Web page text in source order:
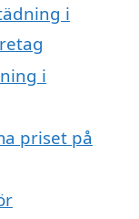
i
i
priset på